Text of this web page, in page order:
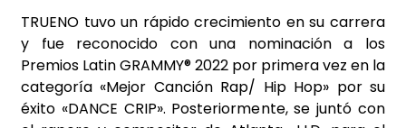
TRUENO tuvo un rápido crecimiento en su carrera
y fue reconocido con una nominación a los
Premios Latin GRAMMY® 2022 por primera vez en la
categoría «Mejor Canción Rap/ Hip Hop» por su
éxito «DANCE CRIP». Posteriormente, se juntó con